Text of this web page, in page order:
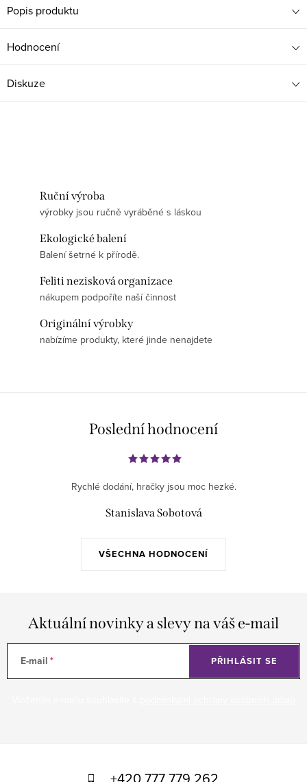
Popis produktu
Hodnocení
Diskuze
Ruční výroba
výrobky jsou ručně vyráběné s láskou
Ekologické balení
Balení šetrné k přírodě.
Feliti nezisková organizace
nákupem podpoříte naší činnost
Originální výrobky
nabízíme produkty, které jinde nenajdete
Poslední hodnocení
VŠECHNA HODNOCENÍ
Rychlé dodání, hračky jsou moc hezké.
Stanislava Sobotová
Aktuální novinky a slevy na váš e-mail
E-mail PŘIHLÁSIT SE